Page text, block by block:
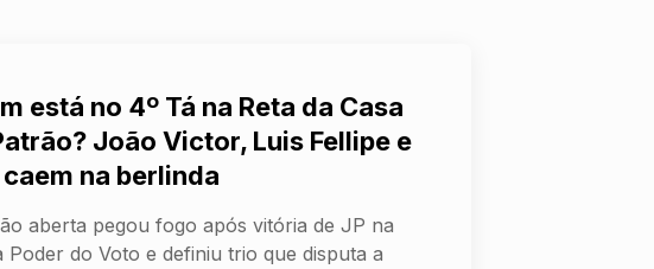
está no 4º Tá na Reta da Casa
João Victor, Luis Fellipe e
na berlinda
aberta pegou fogo após vitória de JP na
Poder do Voto e definiu trio que disputa a